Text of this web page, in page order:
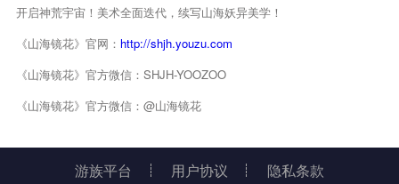
开启神荒宇宙！美术全面迭代，续写山海妖异美学！
《山海镜花》官网： http://shjh.youzu.com
《山海镜花》官方微信：SHJH-YOOZOO
《山海镜花》官方微信：@山海镜花
游族平台 用户协议 隐私条款